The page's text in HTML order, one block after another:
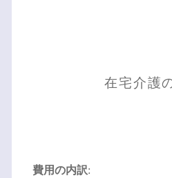
在宅介護
費用の内訳: